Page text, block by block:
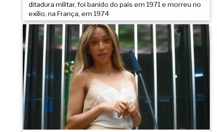
ditadura militar, foi banido do país em 1971 e morreu no
exílio, na França, em 1974